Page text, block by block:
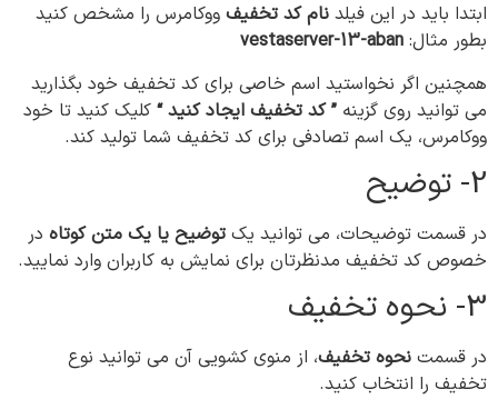
ابتدا باید در این فیلد نام کد تخفیف ووکامرس را مشخص کنید
بطور مثال: vestaserver-13-aban
همچنین اگر نخواستید اسم خاصی برای کد تخفیف خود بگذارید
می توانید روی گزینه ” کد تخفیف ایجاد کنید “ کلیک کنید تا خود
ووکامرس، یک اسم تصادفی برای کد تخفیف شما تولید کند.
2- توضیح
در قسمت توضیحات، می توانید یکتوضیح یا یک متن کوتاه در
خصوص کد تخفیف مدنظرتان برای نمایش به کاربران وارد نمایید.
3- نحوه تخفیف
در قسمت نحوه تخفیف، از منوی کشویی آن می توانید نوع
تخفیف را انتخاب کنید.